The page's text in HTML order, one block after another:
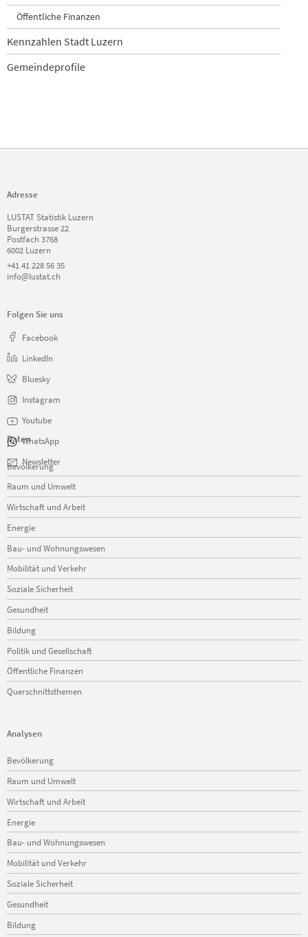
Öffentliche Finanzen
Kennzahlen Stadt Luzern
Gemeindeprofile
Adresse
LUSTAT Statistik Luzern
Burgerstrasse 22
Postfach 3768
6002 Luzern
+41 41 228 56 35
info@lustat.ch
Folgen Sie uns
Facebook
LinkedIn
Bluesky
Instagram
Youtube
WhatsApp
Newsletter
Daten
Navigation
überspringen
Bevölkerung
Raum und Umwelt
Wirtschaft und Arbeit
Energie
Bau- und Wohnungswesen
Mobilität und Verkehr
Soziale Sicherheit
Gesundheit
Bildung
Politik und Gesellschaft
Öffentliche Finanzen
Querschnittsthemen
Analysen
Navigation
überspringen
Bevölkerung
Raum und Umwelt
Wirtschaft und Arbeit
Energie
Bau- und Wohnungswesen
Mobilität und Verkehr
Soziale Sicherheit
Gesundheit
Bildung